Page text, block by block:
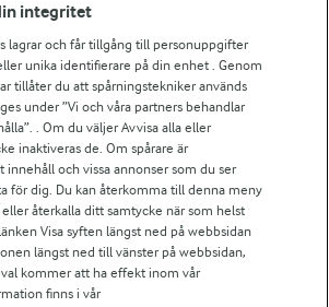
integritet
lagrar och får tillgång till personuppgifter
unika identifierare på din enhet . Genom
tillåter du att spårningstekniker används
under ”Vi och våra partners behandlar
. Om du väljer Avvisa alla eller
inaktiveras de. Om spårare är
innehåll och vissa annonser som du ser
för dig. Du kan återkomma till denna meny
återkalla ditt samtycke när som helst
Visa syften längst ned på webbsidan
längst ned till vänster på webbsidan,
kommer att ha effekt inom vår
finns i vår